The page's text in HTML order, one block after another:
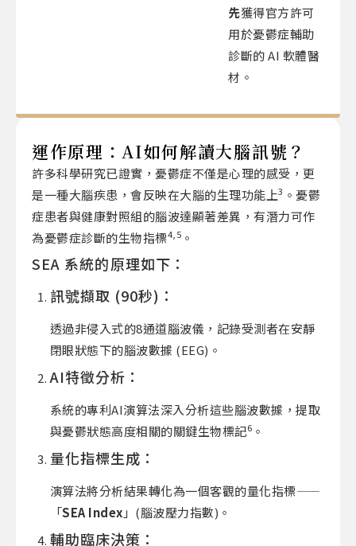
先獲得官方許可
用於憂鬱症輔助
診斷的 AI 軟體醫
材。
運作原理：AI如何解讀大腦訊號？
許多科學研究已證實，憂鬱症不僅是心理的感受，更
是一種大腦疾患，會反映在大腦的生理功能上3 。憂鬱
症患者與健康對照組的腦波達顯著差異，有潛力可作
為憂鬱症診斷的生物指標4,5 。
SEA 系統的原理如下：
訊號擷取 (90秒)：
透過非侵入式的8通道腦波儀，記錄受測者在安靜
閉眼狀態下的腦波數據 (EEG)。
AI特徵分析：
系統的專利AI演算法深入分析這些腦波數據，提取
與憂鬱狀態高度相關的關鍵生物標記6 。
量化指標生成：
演算法將分析結果轉化為一個客觀的量化指標——
「SEA Index 」(腦波壓力指數)。
輔助臨床決策：